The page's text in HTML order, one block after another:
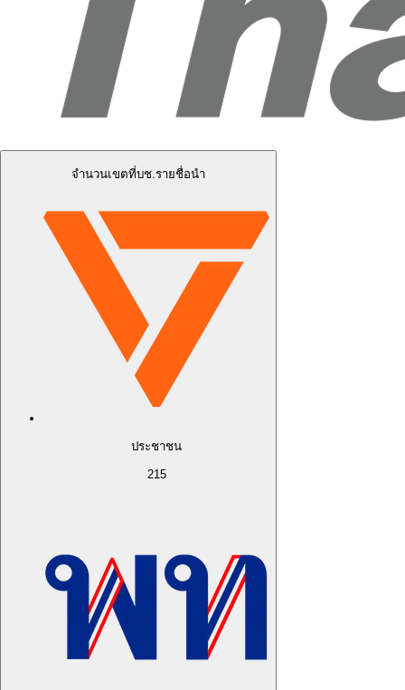
จำนวนเขตที่บช.รายชื่อนำ
ประชาชน
215